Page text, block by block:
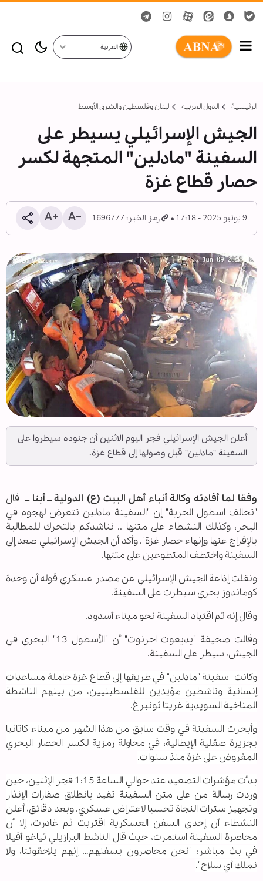
العربية
الرئيسية الدول العربیه لبنان وفلسطين والشرق الأوسط
الجيش الإسرائيلي يسيطر على
السفينة "مادلين" المتجهة لكسر
حصار قطاع غزة
9 يونيو 2025 - 17:18 رمز الخبر: 1696777
أعلن الجيش الإسرائيلي فجر اليوم الاثنين أن جنوده سيطروا على
السفينة "مادلين" قبل وصولها إلى قطاع غزة.
وفقا لما أفادته وكالة أنباء أهل البيت (ع) الدولية ــ أبنا ــ قال
"تحالف اسطول الحرية" إن "السفينة مادلين تتعرض لهجوم في
البحر، وكذلك النشطاء على متنها .. نناشدكم بالتحرك للمطالبة
بالإفراج عنها وإنهاء حصار غزة". وأكد أن الجيش الإسرائيلي صعد إلى
السفينة واختطف المتطوعين على متنها.
ونقلت إذاعة الجيش الإسرائيلي عن مصدر عسكري قوله أن وحدة
كوماندوز بحري سيطرت على السفينة.
وقال إنه تم اقتياد السفينة نحو ميناء أسدود.
وقالت صحيفة "يديعوت احرنوت" أن "الأسطول 13" البحري في
الجيش، سيطر على السفينة.
وكانت سفينة "مادلين" في طريقها إلى قطاع غزة حاملة مساعدات
إنسانية وناشطين مؤيدين للفلسطينيين، من بينهم الناشطة
المناخية السويدية غريتا ثونبرغ.
وأبحرت السفينة في وقت سابق من هذا الشهر من ميناء كاتانيا
بجزيرة صقلية الإيطالية، في محاولة رمزية لكسر الحصار البحري
المفروض على غزة منذ سنوات.
بدأت مؤشرات التصعيد عند حوالي الساعة 1:15 فجر الإثنين، حين
وردت رسالة من على متن السفينة تفيد بانطلاق صفارات الإنذار
وتجهيز سترات النجاة تحسبا لاعتراض عسكري. وبعد دقائق، أعلن
النشطاء أن إحدى السفن العسكرية اقتربت ثم غادرت، إلا أن
محاصرة السفينة استمرت، حيث قال الناشط البرازيلي تياغو أفيلا
في بث مباشر: "نحن محاصرون بسفنهم… إنهم يلاحقوننا، ولا
نملك أي سلاح".